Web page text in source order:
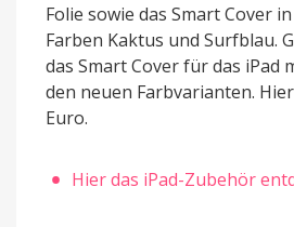
Folie sowie das Smart Cover
Farben Kaktus und Surfblau.
das Smart Cover für das iPad
den neuen Farbvarianten.
Euro.
Hier das iPad-Zubehör